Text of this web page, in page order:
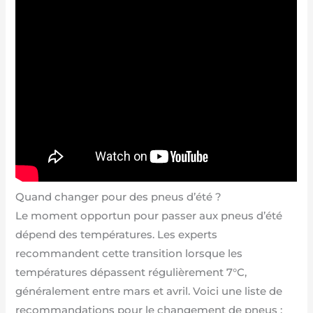
Quand changer pour des pneus d’été ?
Le moment opportun pour passer aux pneus d’été
dépend des températures. Les experts
recommandent cette transition lorsque les
températures dépassent régulièrement 7°C,
généralement entre mars et avril. Voici une liste de
recommandations pour le changement de pneus :